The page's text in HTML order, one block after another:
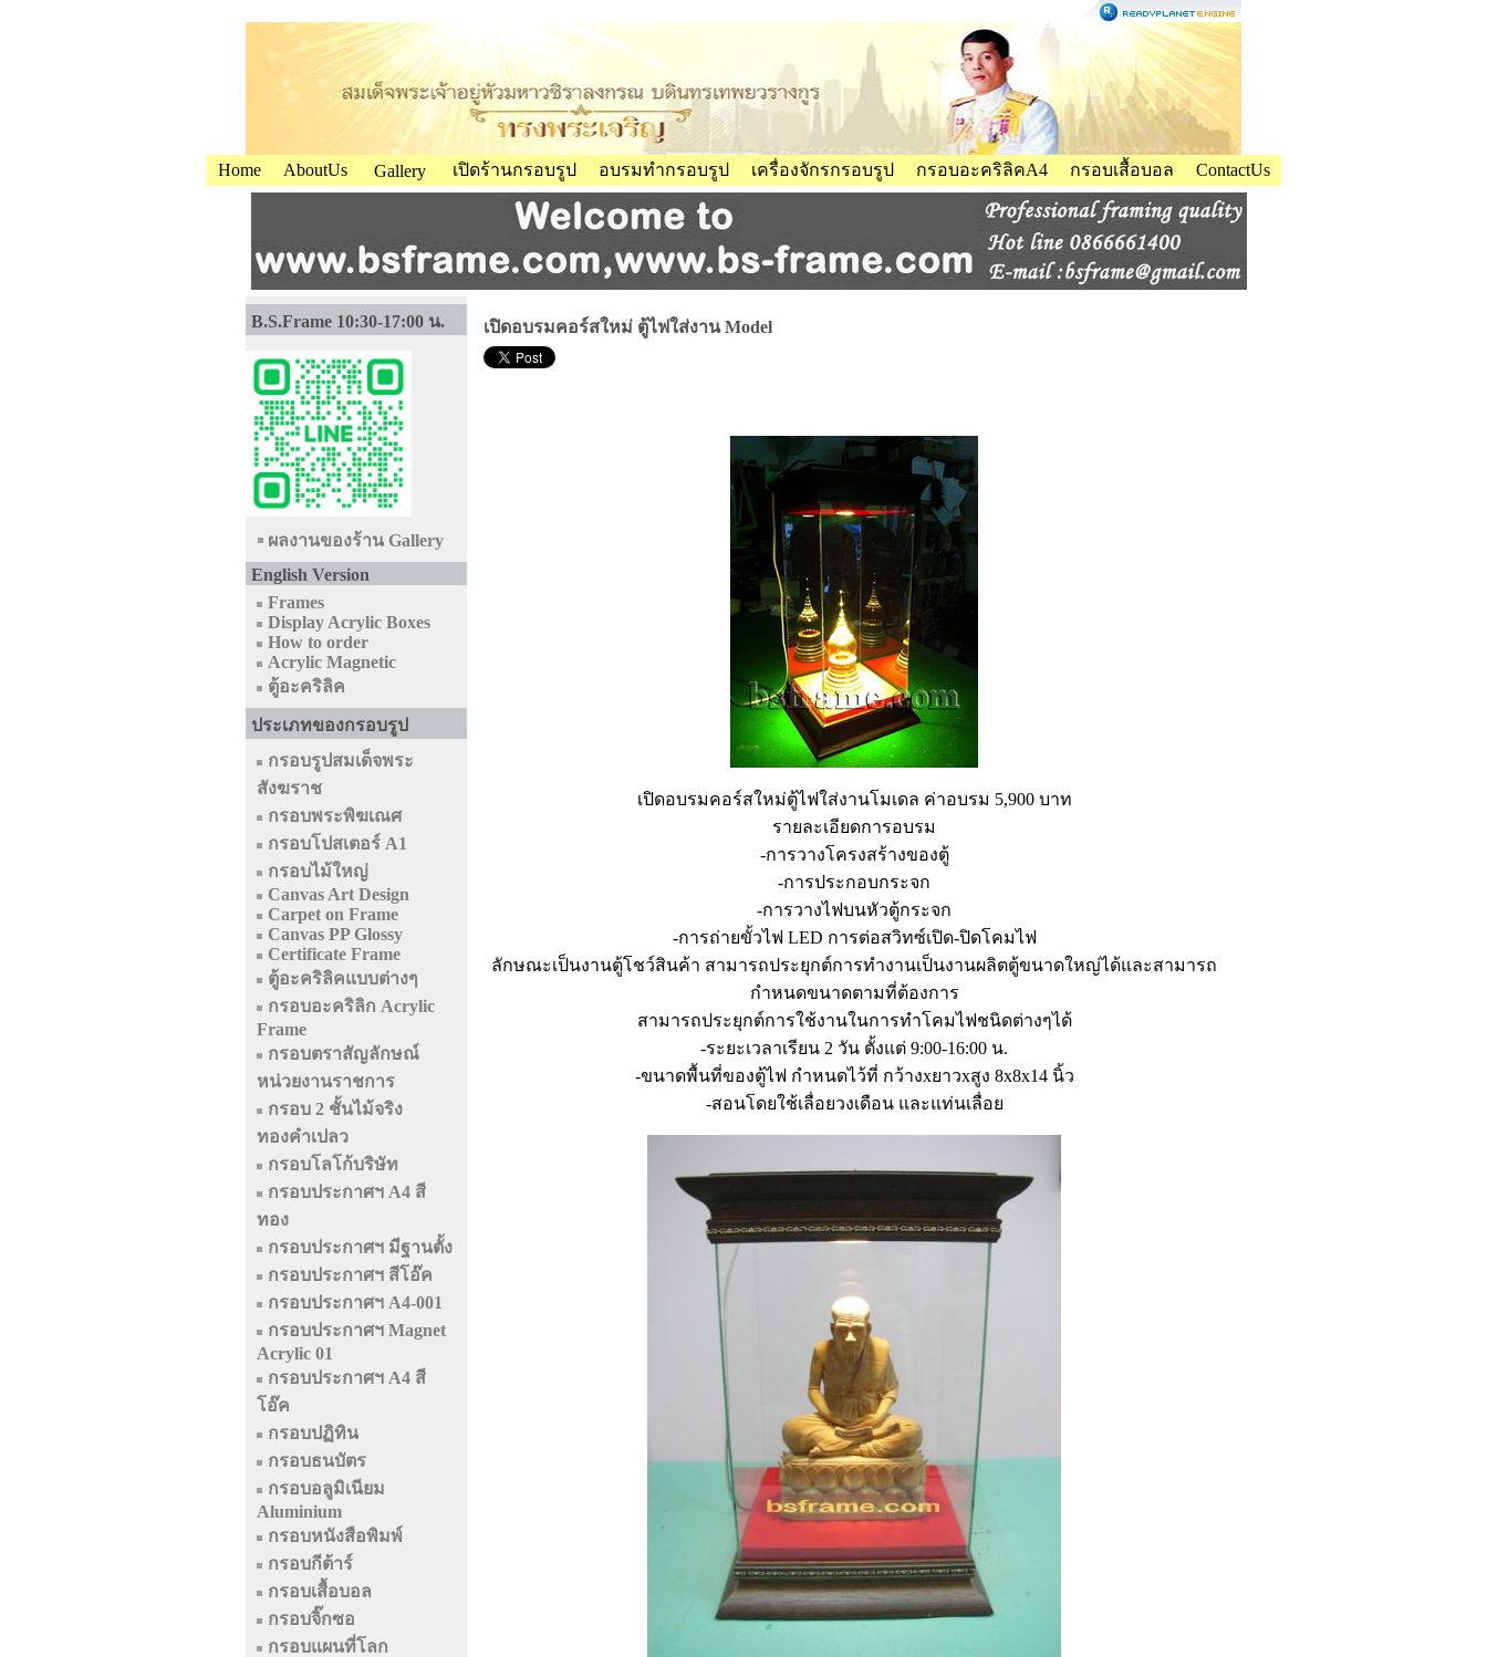
Home AboutUs Gallery เปิดร้านกรอบรูป อบรมทำกรอบรูป เครื่องจักรกรอบรูป กรอบอะคริลิคA4 กรอบเสื้อบอล ContactUs
B.S.Frame 10:30-17:00 น.
ผลงานของร้าน Gallery
English Version
Frames
Display Acrylic Boxes
How to order
Acrylic Magnetic
ตู้อะคริลิค
ประเภทของกรอบรูป
กรอบรูปสมเด็จพระ
สังฆราช
กรอบพระพิฆเณศ
กรอบโปสเตอร์ A1
กรอบไม้ใหญ่
Canvas Art Design
Carpet on Frame
Canvas PP Glossy
Certificate Frame
ตู้อะคริลิคแบบต่างๆ
กรอบอะคริลิก Acrylic
Frame
กรอบตราสัญลักษณ์
หน่วยงานราชการ
กรอบ 2 ชั้นไม้จริง
ทองคำเปลว
กรอบโลโก้บริษัท
กรอบประกาศฯ A4 สี
ทอง
กรอบประกาศฯ มีฐานตั้ง
กรอบประกาศฯ สีโอ๊ค
กรอบประกาศฯ A4-001
กรอบประกาศฯ Magnet
Acrylic 01
กรอบประกาศฯ A4 สี
โอ๊ค
กรอบปฏิทิน
กรอบธนบัตร
กรอบอลูมิเนียม
Aluminium
กรอบหนังสือพิมพ์
กรอบกีต้าร์
กรอบเสื้อบอล
กรอบจิ๊กซอ
กรอบแผนที่โลก
เปิดอบรมคอร์สใหม่ ตู้ไฟใส่งาน Model
เปิดอบรมคอร์สใหม่ตู้ไฟใส่งานโมเดล ค่าอบรม 5,900 บาท
รายละเอียดการอบรม
-การวางโครงสร้างของตู้
-การประกอบกระจก
-การวางไฟบนหัวตู้กระจก
-การถ่ายขั้วไฟ LED การต่อสวิทซ์เปิด-ปิดโคมไฟ
ลักษณะเป็นงานตู้โชว์สินค้า สามารถประยุกต์การทำงานเป็นงานผลิตตู้ขนาดใหญ่ได้และสามารถ
กำหนดขนาดตามที่ต้องการ
สามารถประยุกต์การใช้งานในการทำโคมไฟชนิดต่างๆได้
-ระยะเวลาเรียน 2 วัน ตั้งแต่ 9:00-16:00 น.
-ขนาดพื้นที่ของตู้ไฟ กำหนดไว้ที่ กว้างxยาวxสูง 8x8x14 นิ้ว
-สอนโดยใช้เลื่อยวงเดือน และแท่นเลื่อย